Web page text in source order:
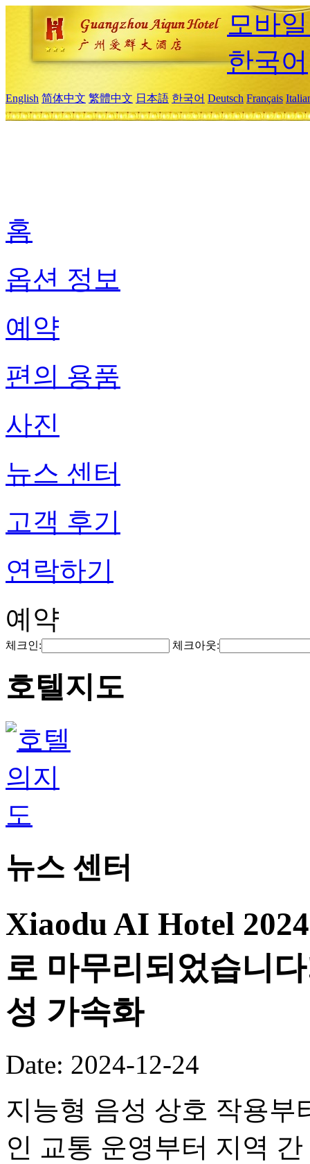
모바
한국어
English 简体中文 繁體中文 日本語 한국어 Deutsch Français
홈
옵션 정보
예약
편의 용품
사진
뉴스 센터
고객 후기
연락하기
예약
체크인: 체크아웃:
호텔지도
뉴스 센터
Xiaodu AI Hotel
로 마무리되었습니
성 가속화
Date: 2024-12-24
지능형 음성 상호 작용부
인 교통 운영부터 지역